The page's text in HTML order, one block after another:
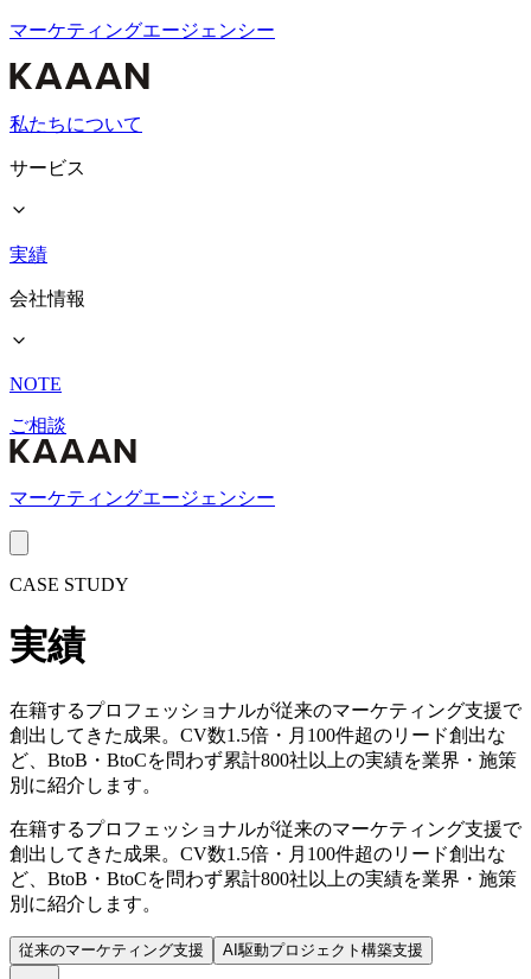
マーケティングエージェンシー
私たちについて
サービス
実績
会社情報
NOTE
ご相談
マーケティングエージェンシー
CASE STUDY
実績
在籍するプロフェッショナルが従来のマーケティング支援で
創出してきた成果。CV数1.5倍・月100件超のリード創出な
ど、BtoB・BtoCを問わず累計800社以上の実績を業界・施策
別に紹介します。
在籍するプロフェッショナルが従来のマーケティング支援で
創出してきた成果。CV数1.5倍・月100件超のリード創出な
ど、BtoB・BtoCを問わず累計800社以上の実績を業界・施策
別に紹介します。
従来のマーケティング支援 AI駆動プロジェクト構築支援